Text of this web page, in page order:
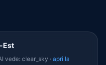
Est
vede: clear_sky ·apri la